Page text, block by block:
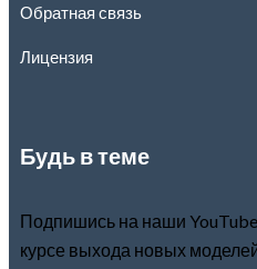
Обратная связь
Лицензия
Будь в теме
Подпишись на наши
курсе выхода новых